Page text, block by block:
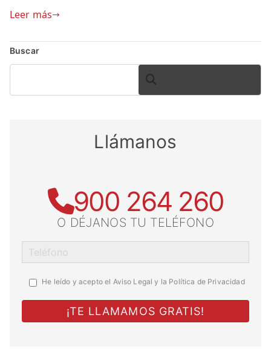
Leer más
Buscar
BUSCAR
Llámanos
900 264 260
O DÉJANOS TU TELÉFONO
He leído y acepto el Aviso Legal y la Política de Privacidad